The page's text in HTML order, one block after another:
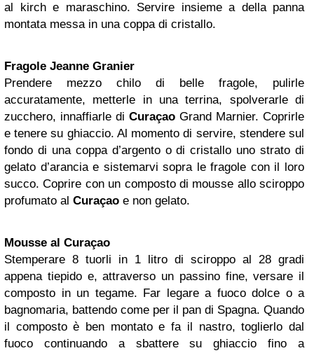
al kirch e maraschino. Servire insieme a della panna
montata messa in una coppa di cristallo.
Fragole Jeanne Granier
Prendere mezzo chilo di belle fragole, pulirle
accuratamente, metterle in una terrina, spolverarle di
zucchero, innaffiarle di Curaçao Grand Marnier. Coprirle
e tenere su ghiaccio. Al momento di servire, stendere sul
fondo di una coppa d’argento o di cristallo uno strato di
gelato d’arancia e sistemarvi sopra le fragole con il loro
succo. Coprire con un composto di mousse allo sciroppo
profumato al Curaçao e non gelato.
Mousse al Curaçao
Stemperare 8 tuorli in 1 litro di sciroppo al 28 gradi
appena tiepido e, attraverso un passino fine, versare il
composto in un tegame. Far legare a fuoco dolce o a
bagnomaria, battendo come per il pan di Spagna. Quando
il composto è ben montato e fa il nastro, toglierlo dal
fuoco continuando a sbattere su ghiaccio fino a